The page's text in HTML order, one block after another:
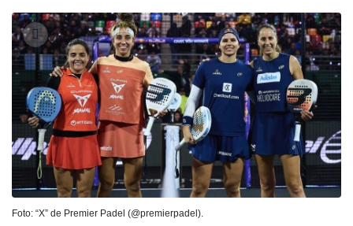
Foto: “X” de Premier Padel (@premierpadel).